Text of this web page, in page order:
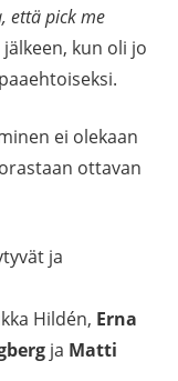
että pick me
kun oli jo
ei olekaan
ottavan
ja
Hildén, Erna
ja Matti